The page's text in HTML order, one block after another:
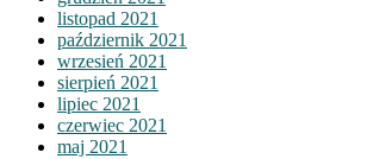
listopad 2021
październik 2021
wrzesień 2021
sierpień 2021
lipiec 2021
czerwiec 2021
maj 2021